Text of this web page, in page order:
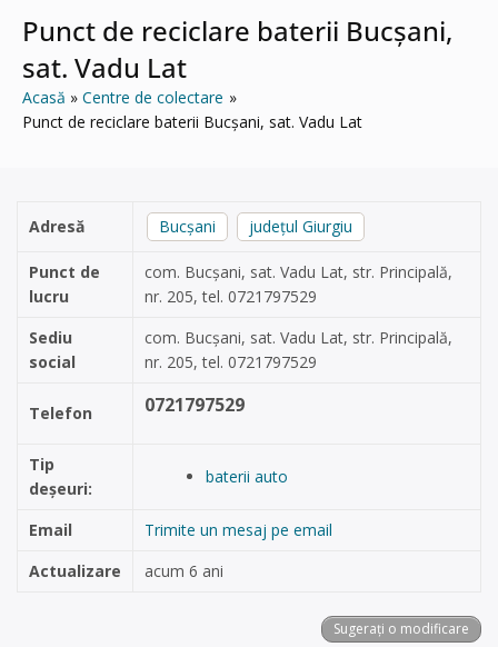
Punct de reciclare baterii Bucșani,
sat. Vadu Lat
Acasă
Centre de colectare
Punct de reciclare baterii Bucșani, sat. Vadu Lat
Adresă Bucșani județul Giurgiu
Punct de
lucru
com. Bucșani, sat. Vadu Lat, str. Principală,
nr. 205, tel. 0721797529
Sediu
social
com. Bucșani, sat. Vadu Lat, str. Principală,
nr. 205, tel. 0721797529
Telefon 0721797529
Tip
deșeuri:
baterii auto
Email
Trimite un mesaj pe email
Actualizare
acum 6 ani
Sugerați o modificare